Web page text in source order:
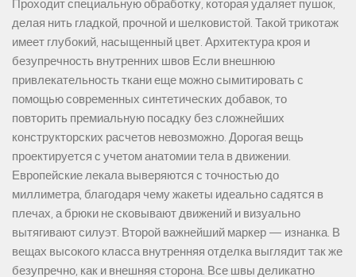
Проходит специальную обработку, которая удаляет пушок,
делая нить гладкой, прочной и шелковистой. Такой трикотаж
имеет глубокий, насыщенный цвет. Архитектура кроя и
безупречность внутренних швов Если внешнюю
привлекательность ткани еще можно сымитировать с
помощью современных синтетических добавок, то
повторить премиальную посадку без сложнейших
конструкторских расчетов невозможно. Дорогая вещь
проектируется с учетом анатомии тела в движении.
Европейские лекала выверяются с точностью до
миллиметра, благодаря чему жакеты идеально садятся в
плечах, а брюки не сковывают движений и визуально
вытягивают силуэт. Второй важнейший маркер — изнанка. В
вещах высокого класса внутренняя отделка выглядит так же
безупречно, как и внешняя сторона. Все швы деликатно